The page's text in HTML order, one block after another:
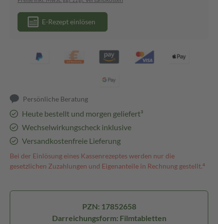
E-Rezept einlösen
Persönliche Beratung
Heute bestellt und morgen geliefert³
Wechselwirkungscheck inklusive
Versandkostenfreie Lieferung
Bei der Einlösung eines Kassenrezeptes werden nur die
gesetzlichen Zuzahlungen und Eigenanteile in Rechnung gestellt.⁴
PZN: 17852658
Darreichungsform: Filmtabletten